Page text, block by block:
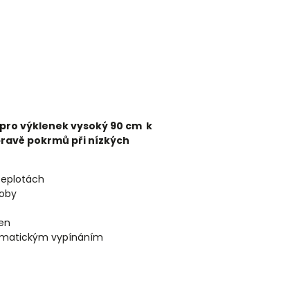
výklenek vysoký 90 cm k
pokrmů při nízkých
vypínáním